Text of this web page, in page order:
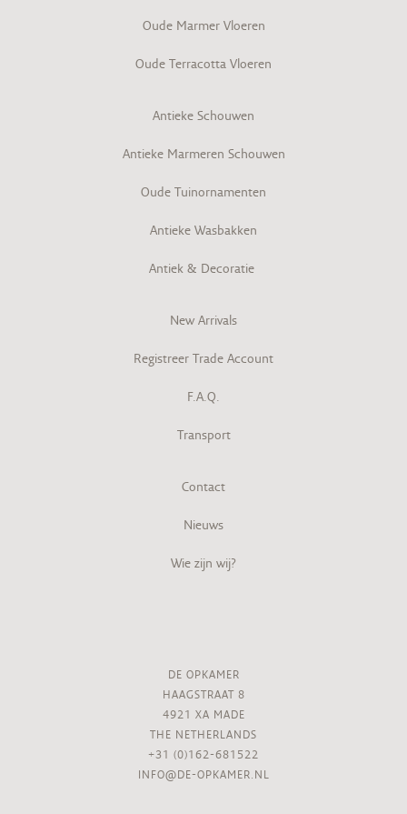
Oude Marmer Vloeren
Oude Terracotta Vloeren
Antieke Schouwen
Antieke Marmeren Schouwen
Oude Tuinornamenten
Antieke Wasbakken
Antiek & Decoratie
New Arrivals
Registreer Trade Account
F.A.Q.
Transport
Contact
Nieuws
Wie zijn wij?
DE OPKAMER
HAAGSTRAAT 8
4921 XA MADE
THE NETHERLANDS
+31 (0)162-681522
INFO@DE-OPKAMER.NL